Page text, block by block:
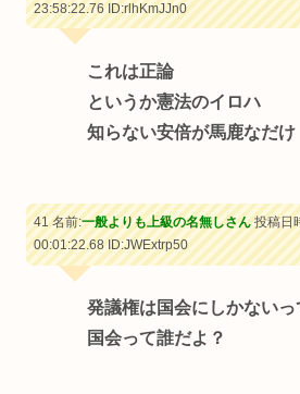
23:58:22.76ID:rlhKmJJn0
これは正論
というか憲法のイロハ
知らない安倍が馬鹿なだけ
41 名前:一般よりも上級の名無しさん投稿日
00:01:22.68ID:JWExtrp50
発議権は国会にしかないっ
国会って誰だよ？